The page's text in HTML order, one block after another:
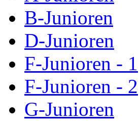
B-Junioren
D-Junioren
F-Junioren - 1
F-Junioren - 2
G-Junioren